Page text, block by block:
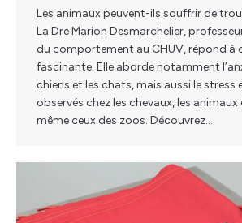
Les animaux peuvent-ils souffrir de
La Dre Marion Desmarchelier,
du comportement au CHUV, répond à
fascinante. Elle aborde notamment
chiens et les chats, mais aussi le stress
observés chez les chevaux, les animaux
même ceux des zoos. Découvrez…